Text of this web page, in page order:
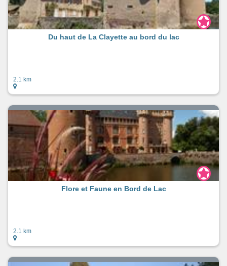
Du haut de La Clayette au bord du lac
2.1 km
Flore et Faune en Bord de Lac
2.1 km